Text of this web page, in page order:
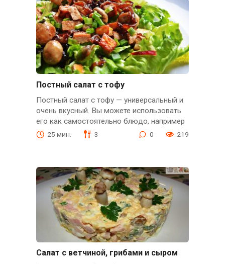
Постный салат с тофу
Постный салат с тофу — универсальный и
очень вкусный. Вы можете использовать
его как самостоятельно блюдо, например
25 мин. 3 0 219
Салат с ветчиной, грибами и сыром